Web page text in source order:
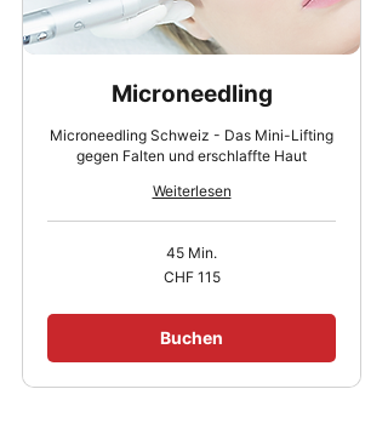
Microneedling
Microneedling Schweiz - Das Mini-Lifting
gegen Falten und erschlaffte Haut
Weiterlesen
45 Min.
CHF 115
Buchen